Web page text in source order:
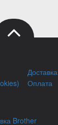
Доставка
Оплата
Brother